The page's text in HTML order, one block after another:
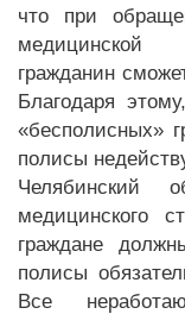
что при
медицинской
гражданин
Благодаря
«бесполисных»
полисы
Челябинский
медицинского
граждане
полисы
Все